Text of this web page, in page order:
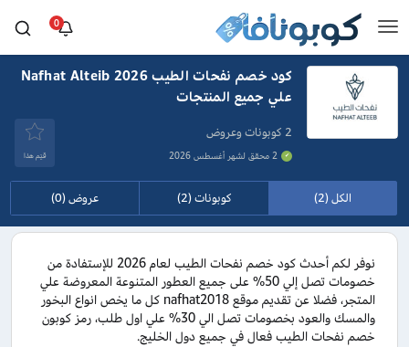
0
كود خصم نفحات الطيب Nafhat Alteib 2026
علي جميع المنتجات
2 كوبونات وعروض
2 محقق لشهر أغسطس 2026 قيَم هذا
الكل (2) كوبونات (2) عروض (0)
نوفر لكم أحدث كود خصم نفحات الطيب لعام 2026 للإستفادة من
خصومات تصل إلي 50% على جميع العطور المتنوعة المعروضة علي
المتجر، فضلا عن تقديم موقع nafhat2018 كل ما يخص انواع البخور
والمسك والعود بخصومات تصل الي 30% علي اول طلب، رمز كوبون
خصم نفحات الطيب فعال في جميع دول الخليج.